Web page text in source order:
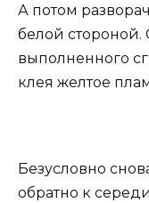
А потом
белой стороной.
выполненного
клея желтое
Безусловно
обратно к